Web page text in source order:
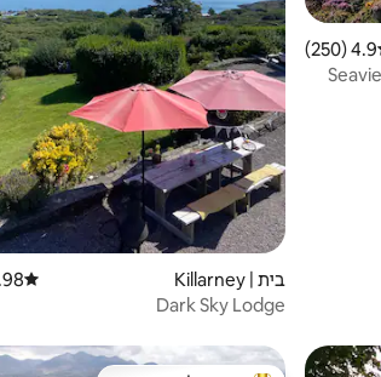
ממוצע של 4.9 מתוך 5, 250 ביקורות
4.9 (250)
בית | Killarney דירוג ממוצע
(109)
Dark Sky Lodge